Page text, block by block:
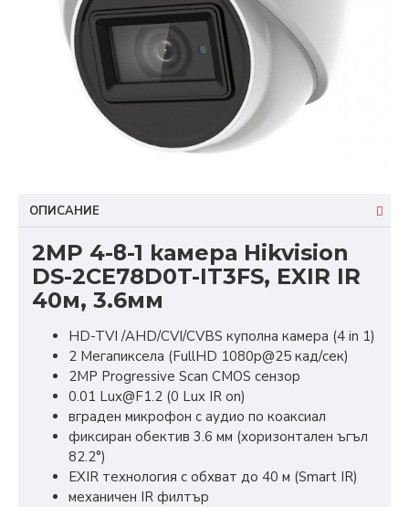
ОПИСАНИЕ
2MP 4-в-1 камера Hikvision
DS-2CE78D0T-IT3FS, EXIR IR
40м, 3.6мм
HD-TVI /AHD/CVI/CVBS куполна камера (4 in 1)
2 Мегапиксела (FullHD 1080p@25 кад/сек)
2MP Progressive Scan CMOS сензор
0.01 Lux@F1.2 (0 Lux IR on)
вграден микрофон с аудио по коаксиал
фиксиран обектив 3.6 мм (хоризонтален ъгъл
82.2°)
EXIR технология с обхват до 40 м (Smart IR)
механичен IR филтър